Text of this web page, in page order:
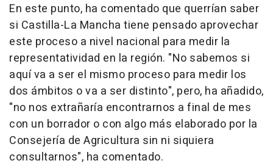
En este punto, ha comentado que querrían saber
si Castilla-La Mancha tiene pensado aprovechar
este proceso a nivel nacional para medir la
representatividad en la región. "No sabemos si
aquí va a ser el mismo proceso para medir los
dos ámbitos o va a ser distinto", pero, ha añadido,
"no nos extrañaría encontrarnos a final de mes
con un borrador o con algo más elaborado por la
Consejería de Agricultura sin ni siquiera
consultarnos", ha comentado.